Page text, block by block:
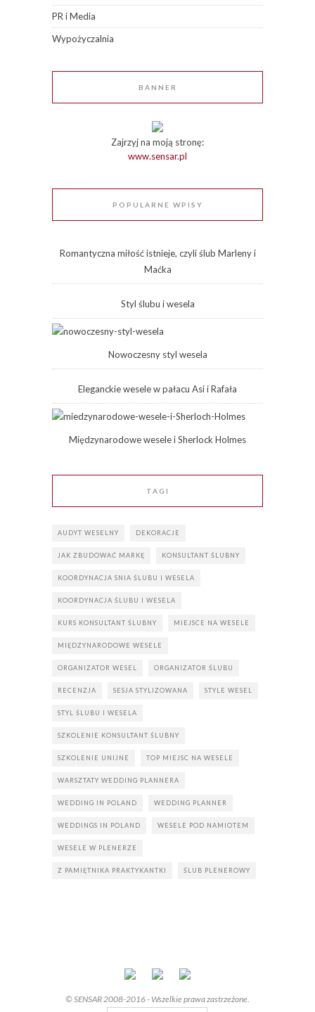
PR i Media
Wypożyczalnia
BANNER
Zajrzyj na moją stronę:
www.sensar.pl
POPULARNE WPISY
Romantyczna miłość istnieje, czyli ślub Marleny i
Maćka
Styl ślubu i wesela
Nowoczesny styl wesela
Eleganckie wesele w pałacu Asi i Rafała
Międzynarodowe wesele i Sherlock Holmes
TAGI
AUDYT WESELNY DEKORACJE
JAK ZBUDOWAĆ MARKĘ KONSULTANT ŚLUBNY
KOORDYNACJA SNIA ŚLUBU I WESELA
KOORDYNACJA ŚLUBU I WESELA
KURS KONSULTANT ŚLUBNY MIEJSCE NA WESELE
MIĘDZYNARODOWE WESELE
ORGANIZATOR WESEL ORGANIZATOR ŚLUBU
RECENZJA SESJA STYLIZOWANA STYLE WESEL
STYL ŚLUBU I WESELA
SZKOLENIE KONSULTANT ŚLUBNY
SZKOLENIE UNIJNE TOP MIEJSC NA WESELE
WARSZTATY WEDDING PLANNERA
WEDDING IN POLAND WEDDING PLANNER
WEDDINGS IN POLAND WESELE POD NAMIOTEM
WESELE W PLENERZE
Z PAMIĘTNIKA PRAKTYKANTKI ŚLUB PLENEROWY
© SENSAR 2008-2016 - Wszelkie prawa zastrzeżone.